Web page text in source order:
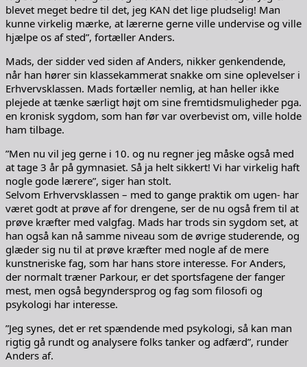
blevet meget bedre til det, jeg KAN det lige pludselig! Man
kunne virkelig mærke, at lærerne gerne ville undervise og ville
hjælpe os af sted”, fortæller Anders.
Mads, der sidder ved siden af Anders, nikker genkendende,
når han hører sin klassekammerat snakke om sine oplevelser i
Erhvervsklassen. Mads fortæller nemlig, at han heller ikke
plejede at tænke særligt højt om sine fremtidsmuligheder pga.
en kronisk sygdom, som han før var overbevist om, ville holde
ham tilbage.
”Men nu vil jeg gerne i 10. og nu regner jeg måske også med
at tage 3 år på gymnasiet. Så ja helt sikkert! Vi har virkelig haft
nogle gode lærere”, siger han stolt.
Selvom Erhvervsklassen – med to gange praktik om ugen- har
været godt at prøve af for drengene, ser de nu også frem til at
prøve kræfter med valgfag. Mads har trods sin sygdom set, at
han også kan nå samme niveau som de øvrige studerende, og
glæder sig nu til at prøve kræfter med nogle af de mere
kunstneriske fag, som har hans store interesse. For Anders,
der normalt træner Parkour, er det sportsfagene der fanger
mest, men også begyndersprog og fag som filosofi og
psykologi har interesse.
”Jeg synes, det er ret spændende med psykologi, så kan man
rigtig gå rundt og analysere folks tanker og adfærd”, runder
Anders af.